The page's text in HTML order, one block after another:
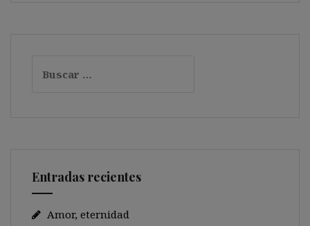
Entradas recientes
Amor, eternidad